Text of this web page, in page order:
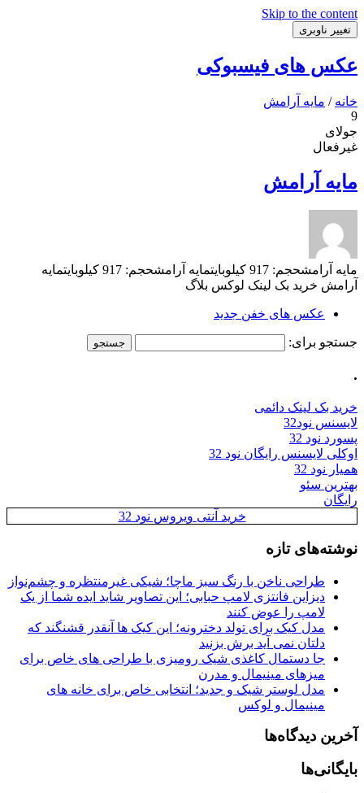
Skip to the content
تغییر ناوبری
عکس های فیسبوکی
خانه / مایه آرامش
9
جولای
غیرفعال
مایه آرامش
مایه آرامشحجم: 917 کیلوبایتمایه آرامشحجم: 917 کیلوبایتمایه
آرامش خرید بک لینک لوکس بلاگ
عکس های خفن جدید
جستجو برای:
.
خرید بک لینک دائمی
لایسنس نود32
پسورد نود 32
اوکلی لایسنس رایگان نود 32
همیار نود 32
بهترین سئو
رایگان
خرید آنتی ویروس نود 32
نوشته‌های تازه
طراحی ناخن با رنگ سبز ماچا؛ شیکی غیرمنتظره و چشم‌نواز
دیزاین فانتزی لامپ حبابی؛ این تصاویر شاید ایده شما از یک
لامپ را عوض کنند
مدل کیک برای تولد دخترونه؛ این کیک ها آنقدر قشنگند که
دلتان نمی آید برش بزنید
جا دستمال کاغذی شیک رومیزی با طراحی های خاص برای
میزهای مینیمال و مدرن
مدل لوستر شیک و جدید؛ انتخابی خاص برای خانه های
مینیمال و لوکس
آخرین دیدگاه‌ها
بایگانی‌ها